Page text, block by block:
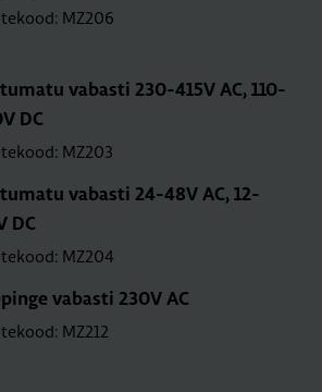
MZ206
vabasti 230-415V AC, 110-
DC
MZ203
vabasti 24-48V AC, 12-
DC
MZ204
vabasti 230V AC
MZ212